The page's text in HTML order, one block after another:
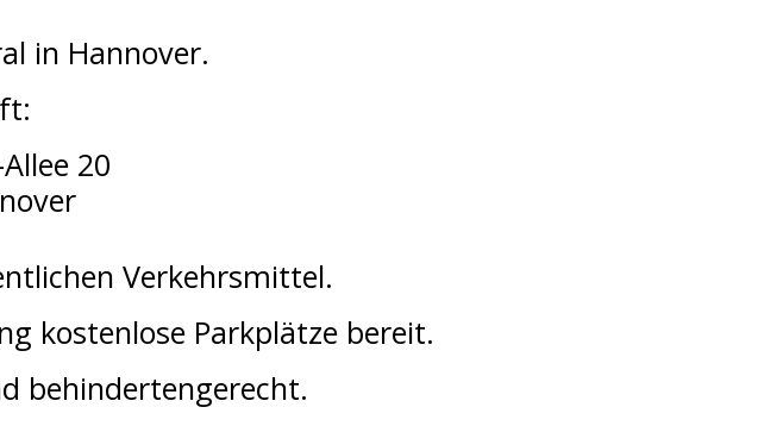
in Hannover.
20
Verkehrsmittel.
kostenlose Parkplätze bereit.
behindertengerecht.